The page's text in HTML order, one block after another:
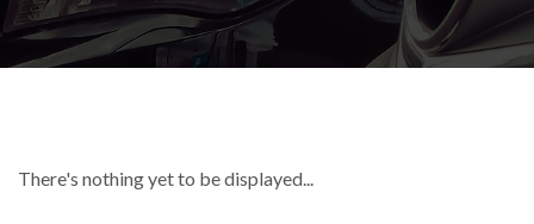
There's nothing yet to be displayed...